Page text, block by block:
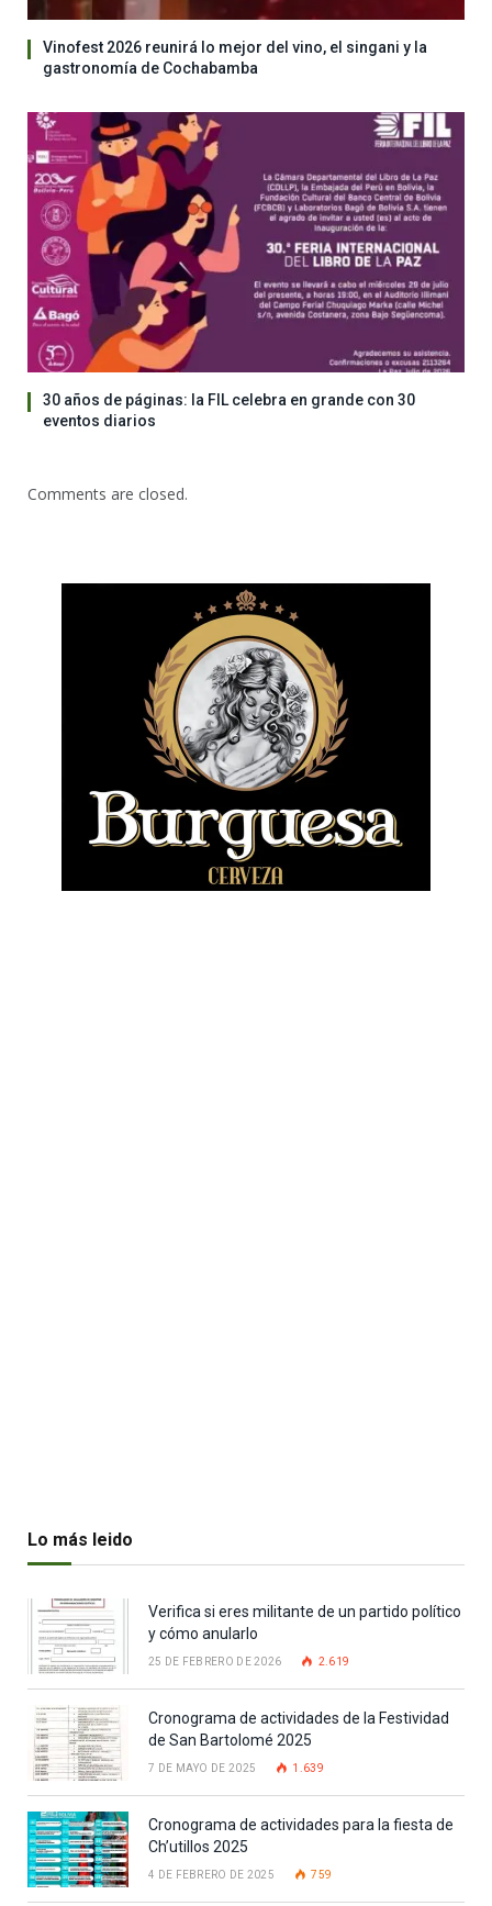
Vinofest 2026 reunirá lo mejor del vino, el singani y la
gastronomía de Cochabamba
30 años de páginas: la FIL celebra en grande con 30
eventos diarios
Comments are closed.
Lo más leido
Verifica si eres militante de un partido político
y cómo anularlo
25 DE FEBRERO DE 2026 2.619
Cronograma de actividades de la Festividad
de San Bartolomé 2025
7 DE MAYO DE 2025 1.639
Cronograma de actividades para la fiesta de
Ch’utillos 2025
4 DE FEBRERO DE 2025 759